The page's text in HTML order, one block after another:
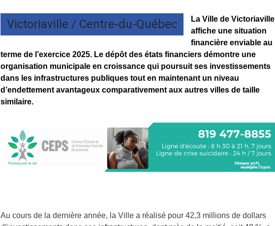
Victoriaville / Centre-du-Québec
La Ville de Victoriaville
affiche une situation
financière enviable au
terme de l’exercice 2025. Le dépôt des états financiers démontre une
organisation municipale en croissance qui poursuit ses investissements
dans les infrastructures publiques tout en maintenant un niveau
d’endettement avantageux comparativement aux autres villes de taille
similaire.
Au cours de la dernière année, la Ville a réalisé pour 42,3 millions de dollars